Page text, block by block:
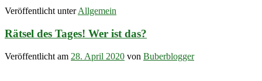
Veröffentlicht unter Allgemein
Rätsel des Tages! Wer ist das?
Veröffentlicht am 28. April 2020 von Buberblogger